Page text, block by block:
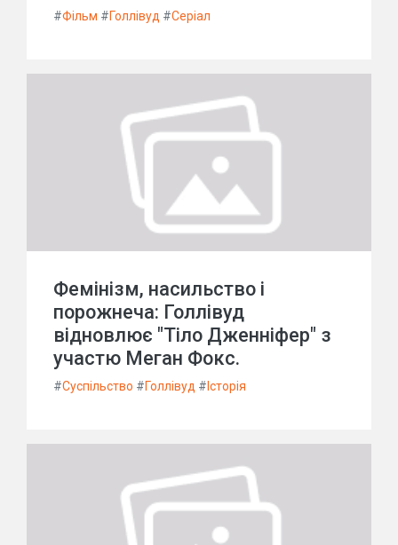
#Фільм #Голлівуд #Серіал
Фемінізм, насильство і
порожнеча: Голлівуд
відновлює "Тіло Дженніфер" з
участю Меган Фокс.
#Суспільство #Голлівуд # Історія